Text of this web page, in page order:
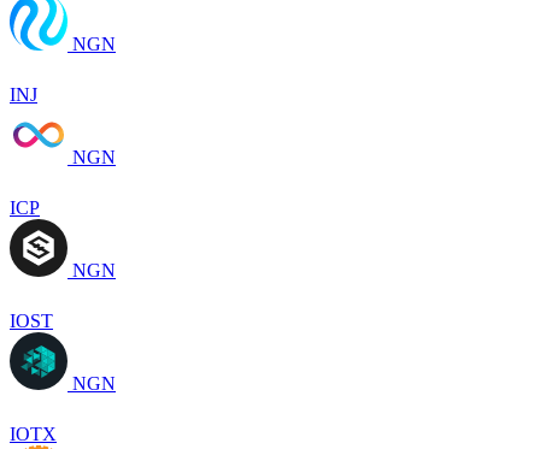
NGN
INJ
NGN
ICP
NGN
IOST
NGN
IOTX